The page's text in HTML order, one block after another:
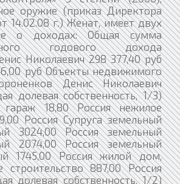
оружие (приказ Директора
14.02.08 г.) Женат, имеет двух
о доходах: Общая сумма
годового дохода
Николаевич 298 377,40 руб
руб Объекты недвижимого
Денис Николаевич
долевая собственность, 1/3)
гараж 18,80 Россия нежилое
Россия Супруга земельный
3024,00 Россия земельный
2074,00 Россия земельный
1745,00 Россия жилой дом,
строительство 887,00 Россия
долевая собственность, 1/2)